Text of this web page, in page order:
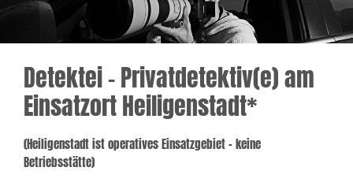
Detektei – Privatdetektiv(e) am
Einsatzort Heiligenstadt*
(Heiligenstadt ist operatives Einsatzgebiet – keine
Betriebsstätte)